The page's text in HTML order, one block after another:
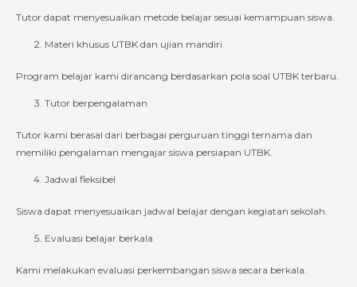
Tutor dapat menyesuaikan metode belajar sesuai kemampuan siswa.
Materi khusus UTBK dan ujian mandiri
Program belajar kami dirancang berdasarkan pola soal UTBK terbaru.
Tutor berpengalaman
Tutor kami berasal dari berbagai perguruan tinggi ternama dan
memiliki pengalaman mengajar siswa persiapan UTBK.
Jadwal fleksibel
Siswa dapat menyesuaikan jadwal belajar dengan kegiatan sekolah.
Evaluasi belajar berkala
Kami melakukan evaluasi perkembangan siswa secara berkala.